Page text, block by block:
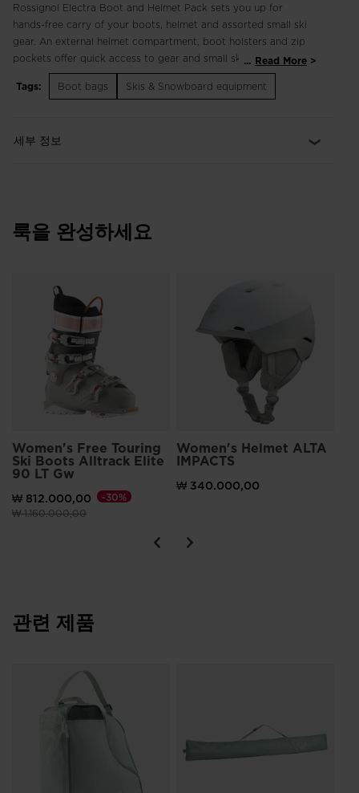
Rossignol Electra Boot and Helmet Pack sets you up for
hands-free carry of your boots, helmet and assorted small ski
gear. An external helmet compartment, boot holsters and zip
pockets offer quick access to gear and small ski-day
essentials. Inside, you'll find a fleece-lined goggle compartment
and small stash pocket.
Durable 600-denier build is coated for waterproof protection
Easy Access
Recycled Materials
Made with recycled plastic to help reduce the use of raw
resources
... Read More
Tags:
Boot bags Skis & Snowboard equipment
세부 정보
룩을 완성하세요
로 가격 인하
Women's Free Touring
Ski Boots Alltrack Elite
90 LT Gw
₩ 812.000,00
이전 가격 (insert amount)원 대비
₩ 1.160.000,00(insert amount)원으로 가격 인하
-30%
Women's Helmet ALTA
IMPACTS
₩ 340.000,00
관련 제품